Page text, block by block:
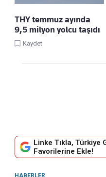
THY temmuz ayında
9,5 milyon yolcu taşıdı
Kaydet
Linke Tıkla, Türkiye
Favorilerine Ekle!